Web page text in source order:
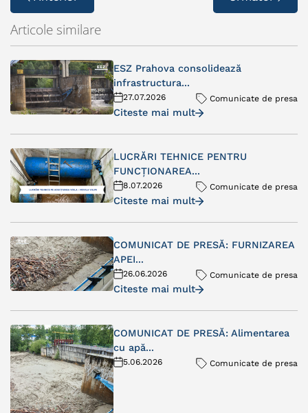
Articole similare
ESZ Prahova consolidează
infrastructura...
27.07.2026 Comunicate de presa
Citeste mai mult
LUCRĂRI TEHNICE PENTRU
FUNCȚIONAREA...
8.07.2026 Comunicate de presa
Citeste mai mult
COMUNICAT DE PRESĂ: FURNIZAREA
APEI...
26.06.2026 Comunicate de presa
Citeste mai mult
COMUNICAT DE PRESĂ: Alimentarea
cu apă...
5.06.2026 Comunicate de presa